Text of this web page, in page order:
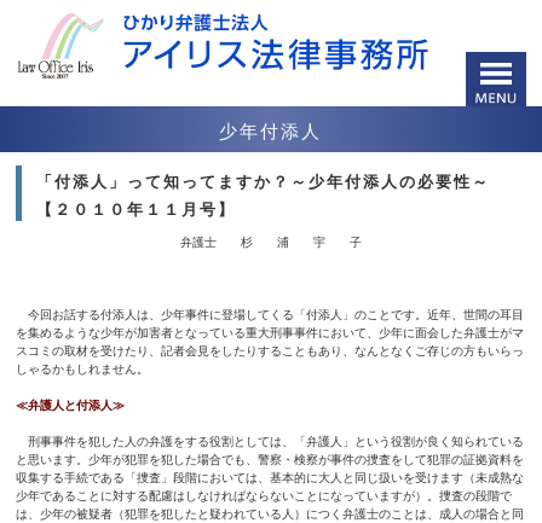
少年付添人
「付添人」って知ってますか？～少年付添人の必要性～
【２０１０年１１月号】
弁護士 杉 浦 宇 子
今回お話する付添人は、少年事件に登場してくる「付添人」のことです。近年、世間の耳目
を集めるような少年が加害者となっている重大刑事事件において、少年に面会した弁護士がマ
スコミの取材を受けたり、記者会見をしたりすることもあり、なんとなくご存じの方もいらっ
しゃるかもしれません。
≪弁護人と付添人≫
刑事事件を犯した人の弁護をする役割としては、「弁護人」という役割が良く知られている
と思います。少年が犯罪を犯した場合でも、警察・検察が事件の捜査をして犯罪の証拠資料を
収集する手続である「捜査」段階においては、基本的に大人と同じ扱いを受けます（未成熟な
少年であることに対する配慮はしなければならないことになっていますが）。捜査の段階で
は、少年の被疑者（犯罪を犯したと疑われている人）につく弁護士のことは、成人の場合と同